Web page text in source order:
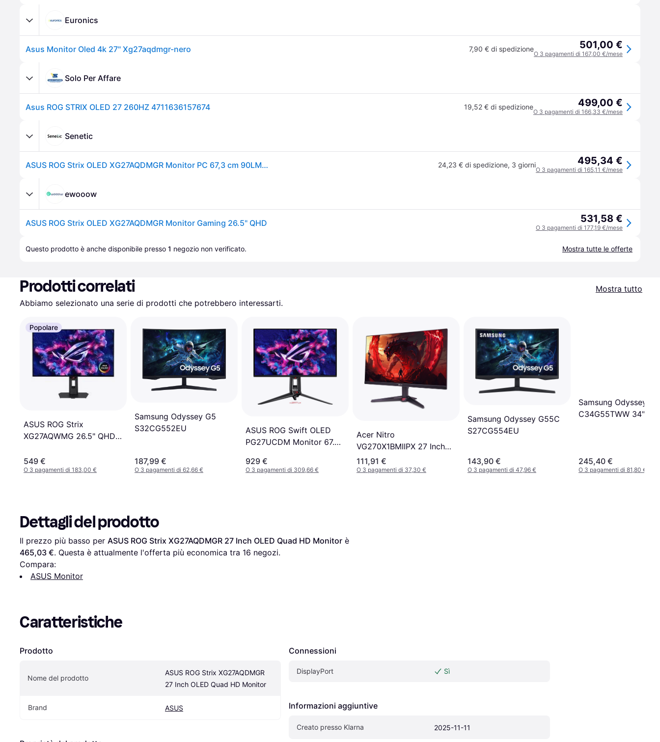
Euronics
Asus Monitor Oled 4k 27" Xg27aqdmgr-nero 7,90 € di spedizione 501,00 €
O 3 pagamenti di 167,00 €/mese
Solo Per Affare
Asus ROG STRIX OLED 27 260HZ 4711636157674 19,52 € di spedizione 499,00 €
O 3 pagamenti di 166,33 €/mese
Senetic
ASUS ROG Strix OLED XG27AQDMGR Monitor PC 67,3 cm 90LM0CC0-B01171 24,23 € di spedizione, 3 giorni 495,34 €
O 3 pagamenti di 165,11 €/mese
ewooow
ASUS ROG Strix OLED XG27AQDMGR Monitor Gaming 26.5" QHD 531,58 €
O 3 pagamenti di 177,19 €/mese
Questo prodotto è anche disponibile presso 1 negozio non verificato. Mostra tutte le offerte
Prodotti correlati
Mostra tutto
Abbiamo selezionato una serie di prodotti che potrebbero interessarti.
Popolare
ASUS ROG Strix
XG27AQWMG 26.5" QHD
Monitor
549 €
O 3 pagamenti di 183,00 €
Samsung Odyssey G5
S32CG552EU
187,99 €
O 3 pagamenti di 62,66 €
ASUS ROG Swift OLED
PG27UCDM Monitor 67.3
Ultra HD
929 €
O 3 pagamenti di 309,66 €
Acer Nitro
VG270X1BMIIPX 27 Inch
LED IPS Gaming Monitor
111,91 €
O 3 pagamenti di 37,30 €
Samsung Odyssey G55C
S27CG554EU
143,90 €
O 3 pagamenti di 47,96 €
Samsung Odyssey G5
C34G55TWW 34"
245,40 €
O 3 pagamenti di 81,80 €
Dettagli del prodotto
Il prezzo più basso per ASUS ROG Strix XG27AQDMGR 27 Inch OLED Quad HD Monitor
465,03 €. Questa è attualmente l'offerta più economica tra 16 negozi.
Compara:
ASUS Monitor
Caratteristiche
Prodotto
Nome del prodotto
ASUS ROG Strix XG27AQDMGR
27 Inch OLED Quad HD Monitor
Brand ASUS
Connessioni
DisplayPort Sì
Informazioni aggiuntive
Creato presso Klarna 2025-11-11